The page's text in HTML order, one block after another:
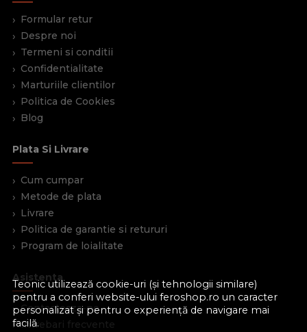
Teonic utilizează cookie-uri (și tehnologii similare)
pentru a conferi website-ului feroshop.ro un caracter
personalizat și pentru o experiență de navigare mai
facilă.
Formular retur
Despre noi
Termeni si conditii
Confidentialitate
Marturiile clientilor
Politica de Cookies
Blog
Plata Si Livrare
Cum cumpar
Metode de plata
Livrare
Politica de garantie si retururi
Program de loialitate
Asistenta
Contacteaza-ne
Intrebari frecvente